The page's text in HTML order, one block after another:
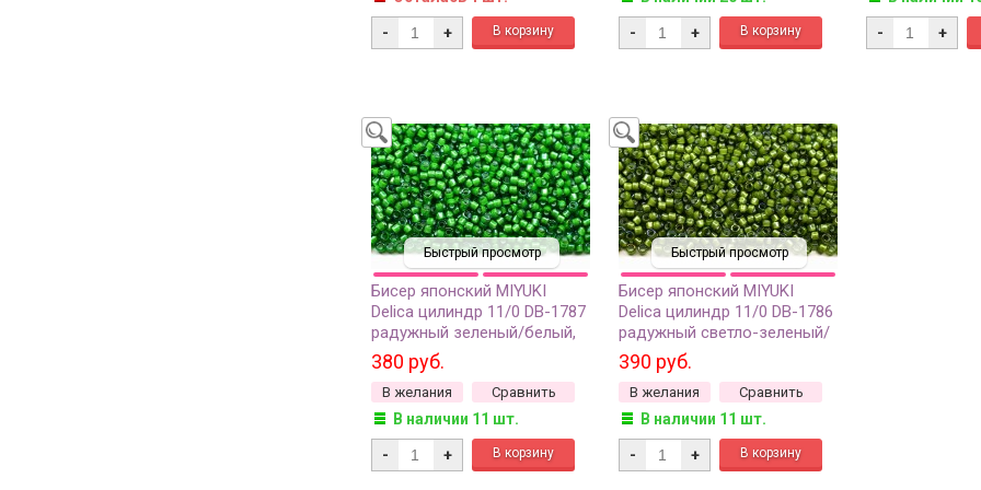
- + - + - +
Быстрый просмотр
Бисер японский MIYUKI
Delica цилиндр 11/0 DB-1787
радужный зеленый/белый,
окрашенный изнутри, 5
грамм
380 руб.
В желания Сравнить
В наличии 11 шт.
- +
Быстрый просмотр
Бисер японский MIYUKI
Delica цилиндр 11/0 DB-1786
радужный светло-зеленый/
белый, окрашенный изнутри,
5 грамм
390 руб.
В желания Сравнить
В наличии 11 шт.
- +